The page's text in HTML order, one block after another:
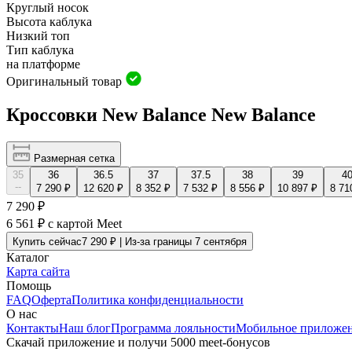
Круглый носок
Высота каблука
Низкий топ
Тип каблука
на платформе
Оригинальный товар
Кроссовки New Balance New Balance
Размерная сетка
35
--
36
7 290 ₽
36.5
12 620 ₽
37
8 352 ₽
37.5
7 532 ₽
38
8 556 ₽
39
10 897 ₽
40
8
7 290 ₽
6 561 ₽ с картой Meet
Купить сейчас7 290 ₽ | Из-за границы 7 сентября
Каталог
Карта сайта
Помощь
FAQОфертаПолитика конфиденциальности
О нас
КонтактыНаш блогПрограмма лояльностиМобильное
Скачай приложение и получи 5000 meet-бонусов